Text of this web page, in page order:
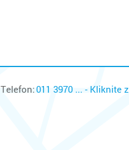
Telefon:011 3970 ... - Kliknite